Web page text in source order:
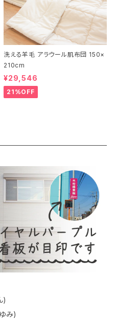
洗える羊毛 アラウール肌布団 150×
210cm
¥29,546
21%OFF
)
み)